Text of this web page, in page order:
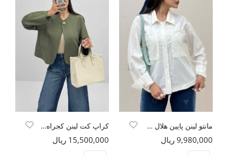
مانتو لینن پایین هلال دو جیب TR
9,980,000 ریال
کراپ کت لینن کجراه یقه گرد
15,500,000 ریال